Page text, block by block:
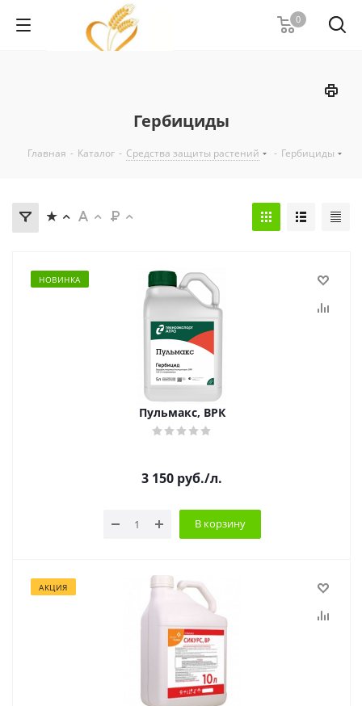
0
Гербициды
Главная - Каталог - Средства защиты растений - Гербициды
НОВИНКА
Пульмакс, ВРК
3 150 руб./л.
В корзину
АКЦИЯ